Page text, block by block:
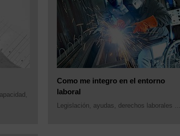
Como me integro en el entorno
laboral
Legislación, ayudas, derechos laborales ...